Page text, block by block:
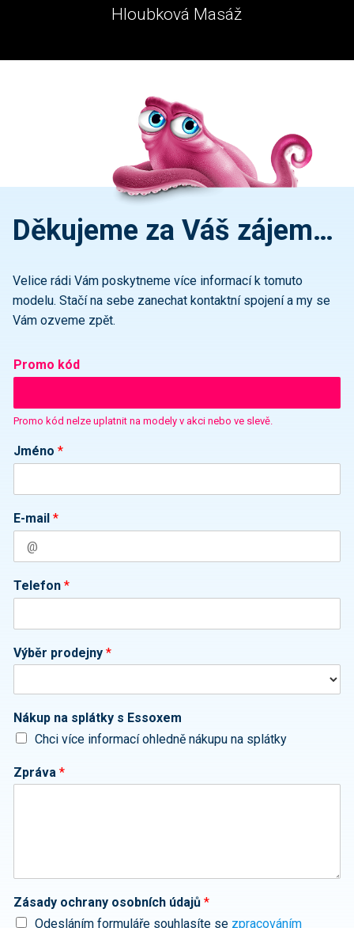
Hloubková Masáž
Děkujeme za Váš zájem…
Velice rádi Vám poskytneme více informací k tomuto
modelu. Stačí na sebe zanechat kontaktní spojení a my se
Vám ozveme zpět.
Promo kód
Promo kód nelze uplatnit na modely v akci nebo ve slevě.
Jméno *
E-mail *
Telefon *
Výběr prodejny *
Nákup na splátky s Essoxem
Chci více informací ohledně nákupu na splátky
Zpráva *
Zásady ochrany osobních údajů *
Odesláním formuláře souhlasíte se zpracováním